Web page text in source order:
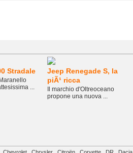
Stradale
...
Jeep Renegade S, la
piÃ¹ ricca
Il marchio d'Oltreoceano
propone una nuova ...
Chevrolet Chrysler Citroën Corvette DR Dacia